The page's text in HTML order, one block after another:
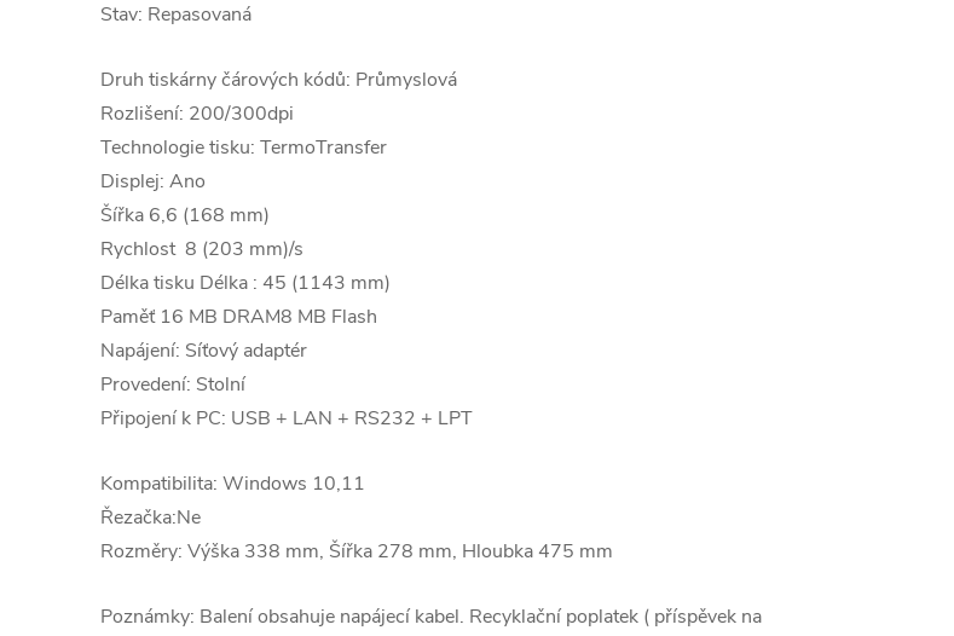
Stav: Repasovaná
Druh tiskárny čárových kódů: Průmyslová
Rozlišení: 200/300dpi
Technologie tisku: TermoTransfer
Displej: Ano
Šířka 6,6 (168 mm)
Rychlost 8 (203 mm)/s
Délka tisku Délka : 45 (1143 mm)
Paměť 16 MB DRAM8 MB Flash
Napájení: Síťový adaptér
Provedení: Stolní
Připojení k PC: USB + LAN + RS232 + LPT
Kompatibilita: Windows 10,11
Řezačka:Ne
Rozměry: Výška 338 mm, Šířka 278 mm, Hloubka 475 mm
Poznámky: Balení obsahuje napájecí kabel. Recyklační poplatek ( příspěvek na